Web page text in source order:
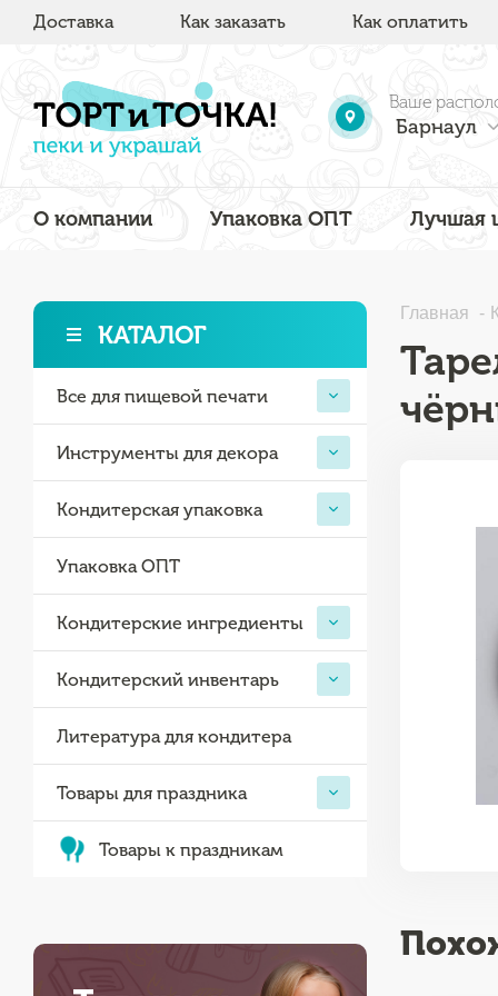
Доставка Как заказать Как оплатить
Ваше
Барнаул
О компании Упаковка ОПТ Лучшая
КАТАЛОГ
Все для пищевой печати
Инструменты для декора
Кондитерская упаковка
Упаковка ОПТ
Кондитерские ингредиенты
Кондитерский инвентарь
Литература для кондитера
Товары для праздника
Товары к праздникам
Главная